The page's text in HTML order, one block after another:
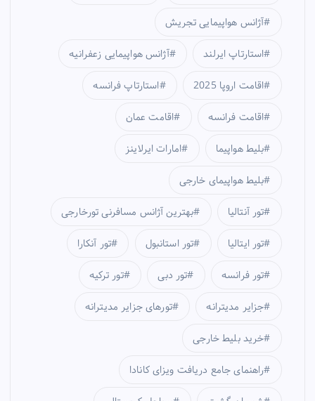
آژانس هواپیمایی تجریش
آژانس هواپیمایی زعفرانیه استارتاپ ایرلند
استارتاپ فرانسه اقامت اروپا 2025
اقامت عمان اقامت فرانسه
امارات ایرلاینز بلیط هواپیما
بلیط هواپیمای خارجی
بهترین آژانس مسافرنی تورخارجی تور آنتالیا
تور آنکارا تور استانبول تور ایتالیا
تور ترکیه تور دبی تور فرانسه
تورهای جزایر مدیترانه جزایر مدیترانه
خرید بلیط خارجی
راهنمای جامع دریافت ویزای کانادا